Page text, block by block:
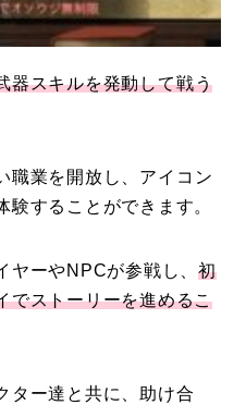
器スキルを発動して戦う
職業を開放し、アイコン
験することができます。
ヤーやNPCが参戦し 、初
でストーリーを進めるこ
ター達と共に、助け合